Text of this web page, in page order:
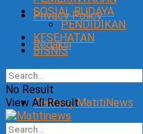
Privacy Policy
Redaksi
SOP Perlindungan
Tentang MatitiNews
SOSIAL BUDAYA
PENDIDIKAN
KESEHATAN
BISNIS
No Result
View All Result